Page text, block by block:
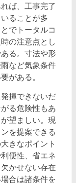
ば、工事完了
ることが多
でトータルコ
の注意点とし
る。寸法や形
など気象条件
がある。
揮できないだ
る危険性もあ
望ましい。現
を提案できる
きなポイント
便性、省エネ
かせない存在
合は諸条件を